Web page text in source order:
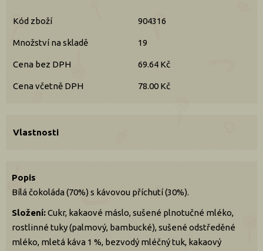
Kód zboží 904316
Množství na skladě 19
Cena bez DPH 69.64 Kč
Cena včetně DPH 78.00 Kč
Vlastnosti
Popis
Bílá čokoláda (70%) s kávovou příchutí (30%).
Složení:Cukr, kakaové máslo, sušené plnotučné mléko,
rostlinné tuky (palmový, bambucké), sušené odstředěné
mléko, mletá káva 1 %, bezvodý mléčný tuk, kakaový